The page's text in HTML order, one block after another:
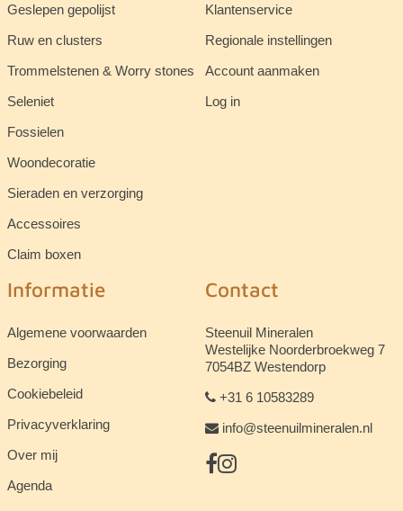
Geslepen gepolijst
Ruw en clusters
Trommelstenen & Worry stones
Seleniet
Fossielen
Woondecoratie
Sieraden en verzorging
Accessoires
Claim boxen
Klantenservice
Regionale instellingen
Account aanmaken
Log in
Informatie
Algemene voorwaarden
Bezorging
Cookiebeleid
Privacyverklaring
Over mij
Agenda
Contact
Steenuil Mineralen
Westelijke Noorderbroekweg 7
7054BZ Westendorp
+31 6 10583289
info@steenuilmineralen.nl